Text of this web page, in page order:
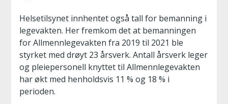
Helsetilsynet innhentet også tall for bemanning i
legevakten. Her fremkom det at bemanningen
for Allmennlegevakten fra 2019 til 2021 ble
styrket med drøyt 23 årsverk. Antall årsverk leger
og pleiepersonell knyttet til Allmennlegevakten
har økt med henholdsvis 11 % og 18 % i
perioden.